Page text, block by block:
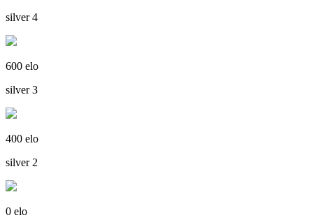
silver 4
600 elo
silver 3
400 elo
silver 2
0 elo